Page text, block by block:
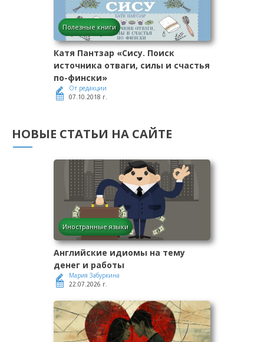
Полезные книги
Катя Пантзар «Сису. Поиск
источника отваги, силы и счастья
по-фински»
От редакции
07.10.2018 г.
НОВЫЕ СТАТЬИ НА САЙТЕ
Иностранные языки
Английские идиомы на тему
денег и работы
Мария Забуркина
22.07.2026 г.